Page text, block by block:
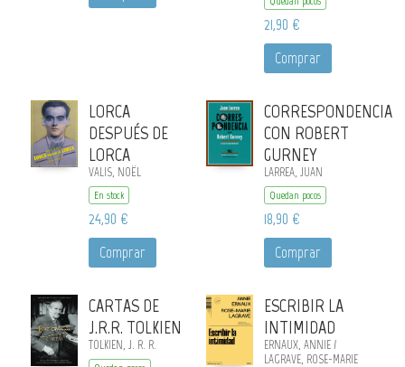
21,90 €
Comprar
LORCA
DESPUÉS DE
LORCA
VALIS, NOËL
En stock
24,90 €
Comprar
CORRESPONDENCIA
CON ROBERT
GURNEY
LARREA, JUAN
Quedan pocos
18,90 €
Comprar
CARTAS DE
J.R.R. TOLKIEN
TOLKIEN, J. R. R.
ESCRIBIR LA
INTIMIDAD
ERNAUX, ANNIE /
LAGRAVE, ROSE-MARIE